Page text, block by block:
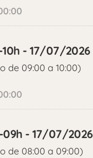
- 17/07/2026
de 09:00 a 10:00)
- 17/07/2026
de 08:00 a 09:00)